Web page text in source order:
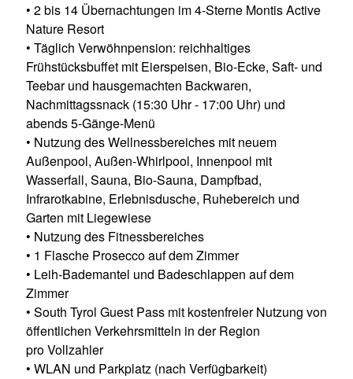
• 2 bis 14 Übernachtungen im 4-Sterne Montis Active
Nature Resort
• Täglich Verwöhnpension: reichhaltiges
Frühstücksbuffet mit Eierspeisen, Bio-Ecke, Saft- und
Teebar und hausgemachten Backwaren,
Nachmittagssnack (15:30 Uhr - 17:00 Uhr) und
abends 5-Gänge-Menü
• Nutzung des Wellnessbereiches mit neuem
Außenpool, Außen-Whirlpool, Innenpool mit
Wasserfall, Sauna, Bio-Sauna, Dampfbad,
Infrarotkabine, Erlebnisdusche, Ruhebereich und
Garten mit Liegewiese
• Nutzung des Fitnessbereiches
• 1 Flasche Prosecco auf dem Zimmer
• Leih-Bademantel und Badeschlappen auf dem
Zimmer
• South Tyrol Guest Pass mit kostenfreier Nutzung von
öffentlichen Verkehrsmitteln in der Region
pro Vollzahler
• WLAN und Parkplatz (nach Verfügbarkeit)